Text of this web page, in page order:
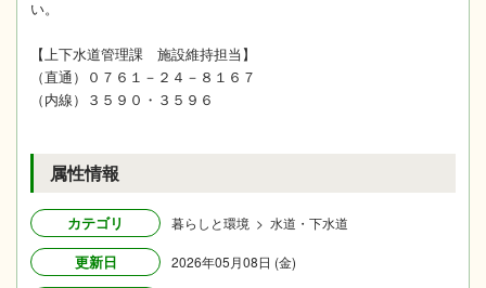
い。
【上下水道管理課 施設維持担当】
（直通）０７６１－２４－８１６７
（内線）３５９０・３５９６
属性情報
カテゴリ 暮らしと環境 > 水道・下水道
更新日 2026年05月08日 (金)